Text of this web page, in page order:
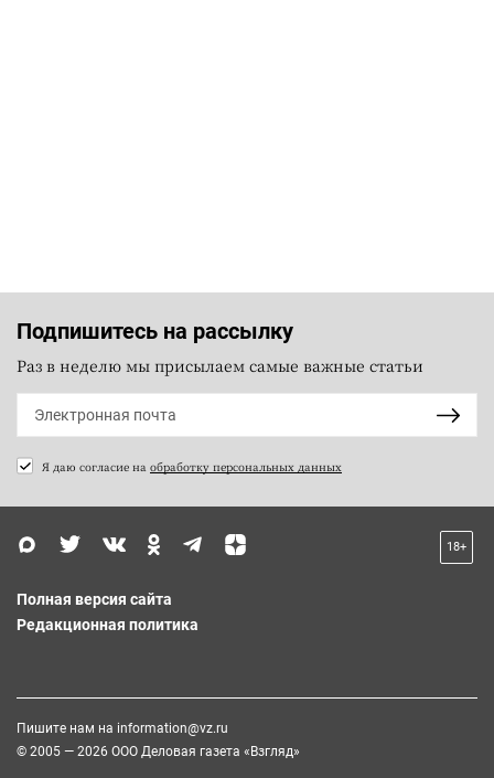
Подпишитесь на рассылку
Раз в неделю мы присылаем самые важные статьи
Я даю согласие на обработку персональных данных
18+
Полная версия сайта
Редакционная политика
Пишите нам на information@vz.ru
© 2005 — 2026 ООО Деловая газета «Взгляд»